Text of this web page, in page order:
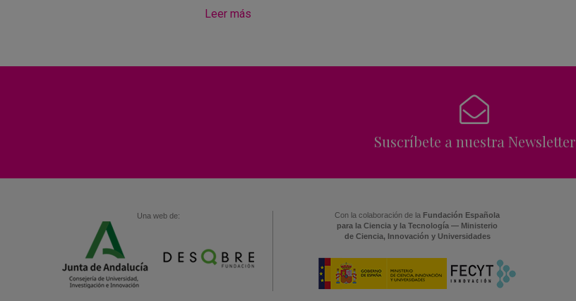
Leer más
Suscríbete a nuestra Newsletter
Una web de: Con la colaboración de la Fundación Española
para la Ciencia y la Tecnología — Ministerio
de Ciencia, Innovación y Universidades